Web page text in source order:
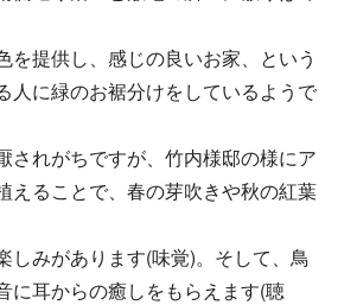
提供し、感じの良いお家、という
人に緑のお裾分けをしているようで
されがちですが、竹内様邸の様にア
えることで、春の芽吹きや秋の紅葉
しみがあります(味覚)。そして、鳥
に耳からの癒しをもらえます(聴